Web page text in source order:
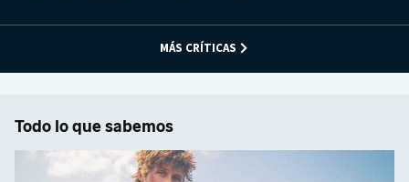
MÁS CRÍTICAS
Todo lo que sabemos